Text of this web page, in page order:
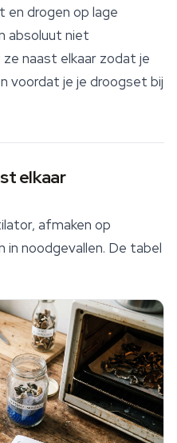
en drogen op lage
absoluut niet
naast elkaar zodat je
voordat je je droogset bij
elkaar
afmaken op
in noodgevallen. De tabel